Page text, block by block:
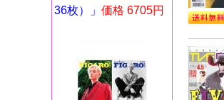
36枚）」 価格 6705円